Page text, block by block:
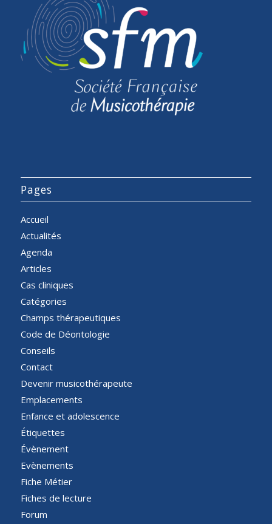
Pages
Accueil
Actualités
Agenda
Articles
Cas cliniques
Catégories
Champs thérapeutiques
Code de Déontologie
Conseils
Contact
Devenir musicothérapeute
Emplacements
Enfance et adolescence
Étiquettes
Évènement
Evènements
Fiche Métier
Fiches de lecture
Forum